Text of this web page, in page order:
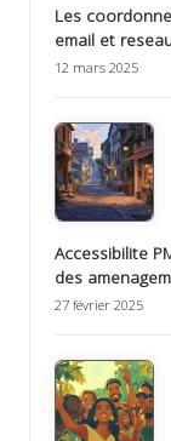
Les
email et
12 mars 2025
Accessibilite
des
27 février 2025